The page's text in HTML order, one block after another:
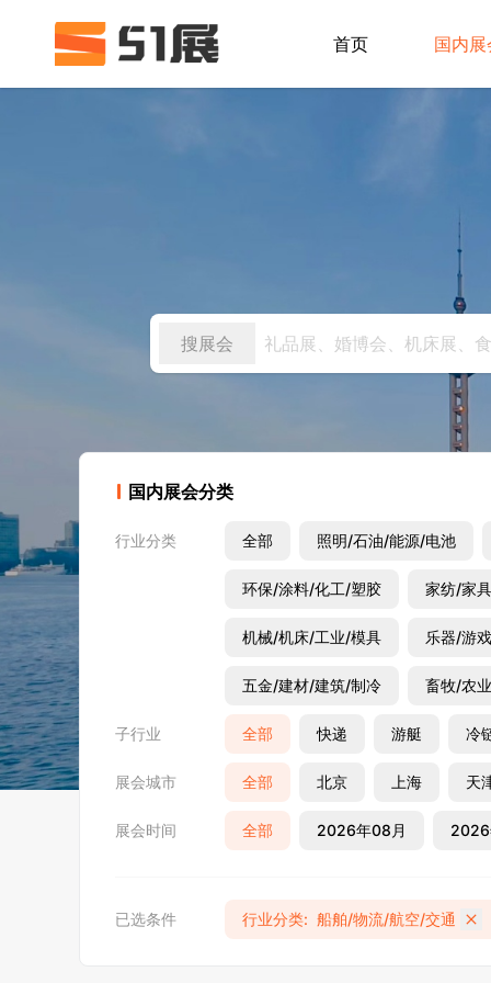
首页 国内展
搜展会
国内展会分类
行业分类 全部 照明/石油/能源/电池
环保/涂料/化工/塑胶 家纺/家
机械/机床/工业/模具 乐器/游
五金/建材/建筑/制冷 畜牧/农
子行业 全部 快递 游艇 冷
展会城市 全部 北京 上海 天
展会时间 全部 2026年08月
已选条件 行业分类: 船舶/物流/航空/交通